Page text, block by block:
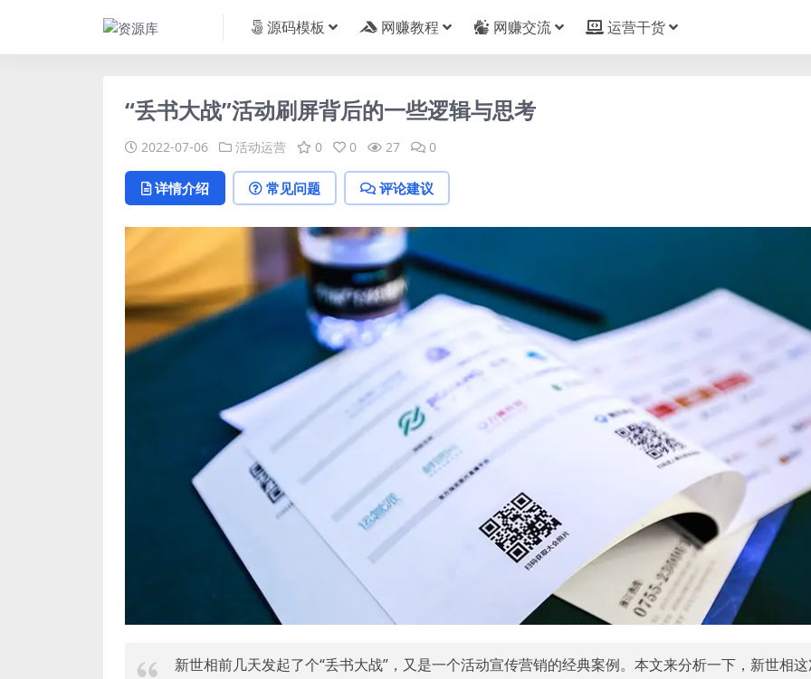
源码模板 网赚教程 网赚交流 运营干货
“丢书大战”活动刷屏背后的一些逻辑与思考
2022-07-06 活动运营 0 0 27 0
详情介绍 常见问题 评论建议
新世相前几天发起了个“丢书大战”，又是一个活动宣传营销的经典案例。本文来分析一下，新世相